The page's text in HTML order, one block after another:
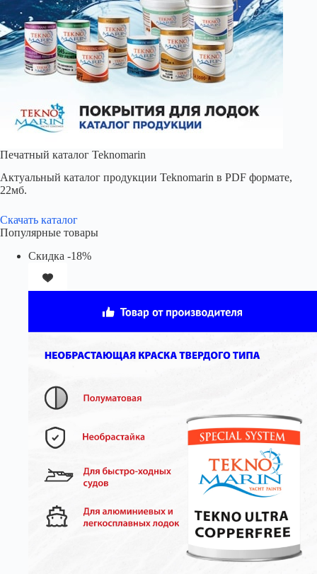
Печатный каталог Teknomarin
Актуальный каталог продукции Teknomarin в PDF формате,
22мб.
Скачать каталог
Популярные товары
Скидка -18%